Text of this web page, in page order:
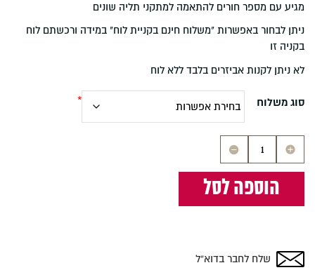
מגיע עם מספר חורים להתאמה למתקני תליה שונים
ניתן לבחור באפשרות "משלוח חינם בקניית לוח" במידה ורכשתם לוח
בקניה זו
לא ניתן לקנות אביזרים בלבד ללא לוח
סוג משלוח
בלוק
נייר
50
פליפצ'ארט
הוספה לסל
שלח לחבר בדוא”ל